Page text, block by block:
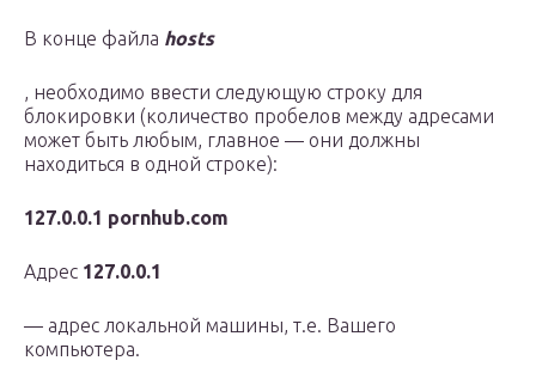
В конце файла hosts
, необходимо ввести следующую строку для
блокировки (количество пробелов между адресами
может быть любым, главное — они должны
находиться в одной строке):
127.0.0.1 pornhub.com
Адрес 127.0.0.1
— адрес локальной машины, т.е. Вашего
компьютера.